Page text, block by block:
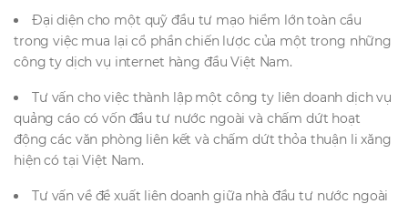
Đại diện cho một quỹ đầu tư mạo hiểm lớn toàn cầu
trong việc mua lại cổ phần chiến lược của một trong những
công ty dịch vụ internet hàng đầu Việt Nam.
Tư vấn cho việc thành lập một công ty liên doanh dịch vụ
quảng cáo có vốn đầu tư nước ngoài và chấm dứt hoạt
động các văn phòng liên kết và chấm dứt thỏa thuận li xăng
hiện có tại Việt Nam.
Tư vấn về đề xuất liên doanh giữa nhà đầu tư nước ngoài